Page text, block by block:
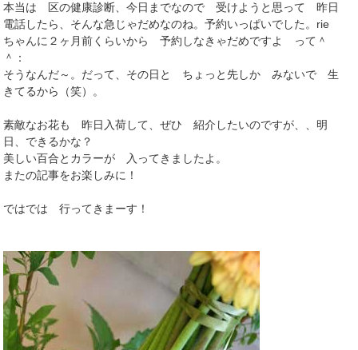
本当は 区の健康診断、今日までなので 受けようと思って 昨日
電話したら、そんな急じゃだめなのね。予約いっぱいでした。rie
ちゃんに２ヶ月前くらいから 予約しなきゃだめですよ って＾
＾：
そうなんだ～。だって、その日と ちょっと先しか みないで 生
きてるから（笑）。
素敵なお花も 昨日入荷して、ぜひ 紹介したいのですが、、明
日、できるかな？
美しい百合とカラーが 入ってきましたよ。
またの記事をお楽しみに！
ではでは 行ってきまーす！